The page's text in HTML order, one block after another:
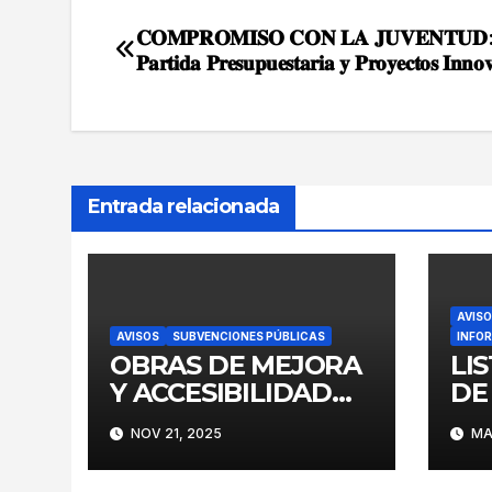
Navegación
entradas
𝐂𝐎𝐌𝐏𝐑𝐎𝐌𝐈𝐒𝐎 𝐂𝐎𝐍 𝐋𝐀 𝐉𝐔𝐕𝐄𝐍𝐓𝐔𝐃:
𝐏𝐚𝐫𝐭𝐢𝐝𝐚 𝐏𝐫𝐞𝐬𝐮𝐩𝐮𝐞𝐬𝐭𝐚𝐫𝐢𝐚 𝐲 𝐏𝐫𝐨𝐲𝐞𝐜𝐭𝐨𝐬
Entrada relacionada
AVISOS SUBVENCIONES PÚBLICAS
OBRAS DE MEJORA
Y ACCESIBILIDAD
EN EL CENTRO
CÍVICO Y DE
FORMACIÓN
NOV 21, 2025
LA